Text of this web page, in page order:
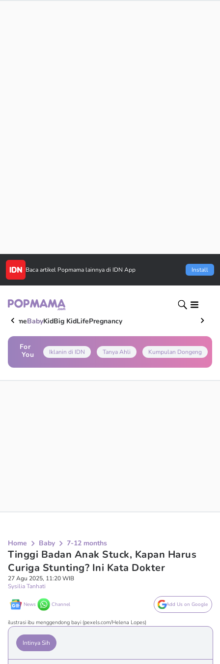
Baca artikel Popmama lainnya di IDN App Install
HomeBabyKidBig KidLifePregnancy
For
You
Iklanin di IDN Tanya Ahli Kumpulan Dongeng
Home Baby 7-12 months
Tinggi Badan Anak Stuck, Kapan Harus
Curiga Stunting? Ini Kata Dokter
27 Agu 2025, 11:20 WIB
Sysilia Tanhati
News Channel Add Us on Google
ilustrasi ibu menggendong bayi (pexels.com/Helena Lopes)
Intinya Sih